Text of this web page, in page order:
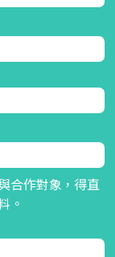
合作對象，得直
。